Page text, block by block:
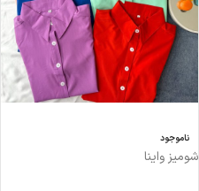
ناموجود
شوميز واينا